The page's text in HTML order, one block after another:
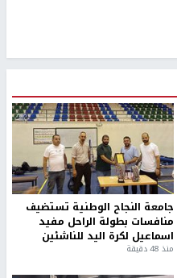
جامعة النجاح الوطنية تستضيف
منافسات بطولة الراحل مفيد
اسماعيل لكرة اليد للناشئين
منذ 48 دقيقة